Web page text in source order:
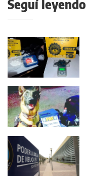
Seguí leyendo